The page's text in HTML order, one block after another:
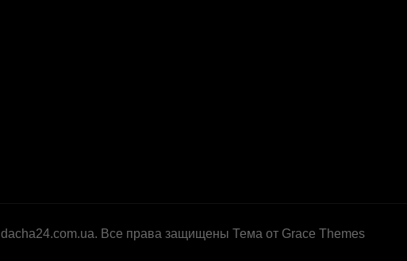
dacha24.com.ua. Все права защищены Тема от Grace Themes